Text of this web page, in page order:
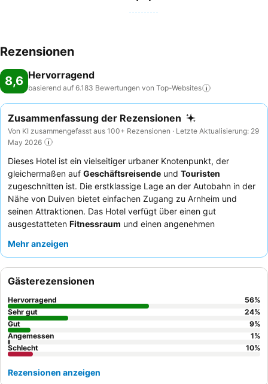
Rezensionen
8,6 Hervorragend
basierend auf 6.183 Bewertungen von Top-Websites
Zusammenfassung der Rezensionen
Von KI zusammengefasst aus 100+ Rezensionen · Letzte Aktualisierung: 29
May 2026
Dieses Hotel ist ein vielseitiger urbaner Knotenpunkt, der
gleichermaßen auf Geschäftsreisende und Touristen
zugeschnitten ist. Die erstklassige Lage an der Autobahn in der
Nähe von Duiven bietet einfachen Zugang zu Arnheim und
seinen Attraktionen. Das Hotel verfügt über einen gut
ausgestatteten Fitnessraum und einen angenehmen
Frühstücksbuffet
verschiedener Mitarbeiter. Für einen ruhigeren Aufenthalt sollten
Gäste ein Zimmer mit Gartenblick anfragen.
Mehr anzeigen
Gästerezensionen
Hervorragend 56%
Sehr gut
24%
Gut
9%
Angemessen
1%
Schlecht
10%
Rezensionen anzeigen